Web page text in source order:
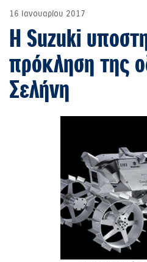
16 Ιανουαρίου 2017
Η Suzuki
πρόκληση της
Σελήνη